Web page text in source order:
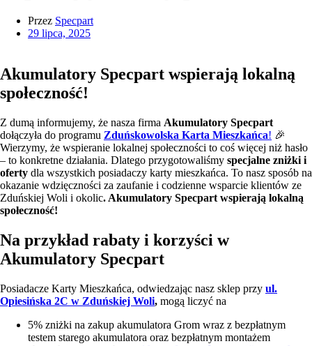
Przez Specpart
29 lipca, 2025
Akumulatory Specpart wspierają lokalną
społeczność!
Z dumą informujemy, że nasza firma Akumulatory Specpart
dołączyła do programu Zduńskowolska Karta Mieszkańca! 🎉
Wierzymy, że wspieranie lokalnej społeczności to coś więcej niż hasło
– to konkretne działania. Dlatego przygotowaliśmy specjalne zniżki i
oferty dla wszystkich posiadaczy karty mieszkańca. To nasz sposób na
okazanie wdzięczności za zaufanie i codzienne wsparcie klientów ze
Zduńskiej Woli i okolic. Akumulatory Specpart wspierają lokalną
społeczność!
Na przykład rabaty i korzyści w
Akumulatory Specpart
Posiadacze Karty Mieszkańca, odwiedzając nasz sklep przy ul.
Opiesińska 2C w Zduńskiej Woli, mogą liczyć na
5% zniżki na zakup akumulatora Grom wraz z bezpłatnym
testem starego akumulatora oraz bezpłatnym montażem